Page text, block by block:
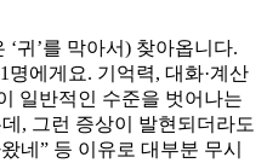
귀’를 막아서) 찾아옵니다.
명에게요. 기억력, 대화·계산
일반적인 수준을 벗어나는
, 그런 증상이 발현되더라도
네” 등 이유로 대부분 무시